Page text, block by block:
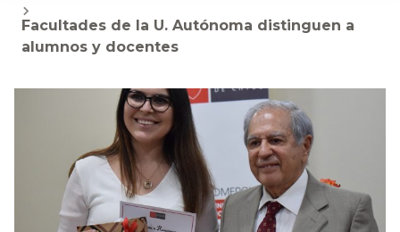
Facultades de la U. Autónoma distinguen a
alumnos y docentes